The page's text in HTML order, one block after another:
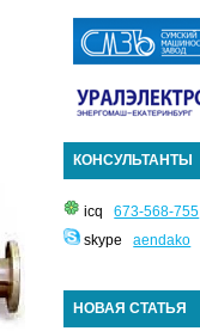
КОНСУЛЬТАНТЫ
icq673-568-755
skypeaendako
НОВАЯ СТАТЬЯ